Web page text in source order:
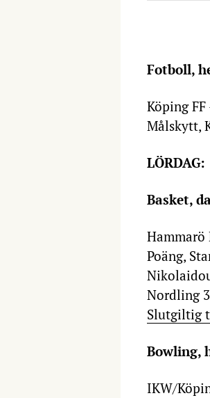
Fotboll,
Köping
Målskytt,
LÖRDAG:
Basket,
Hammarö
Poäng,
Nordling
Slutgiltig
Bowling,
IKW/